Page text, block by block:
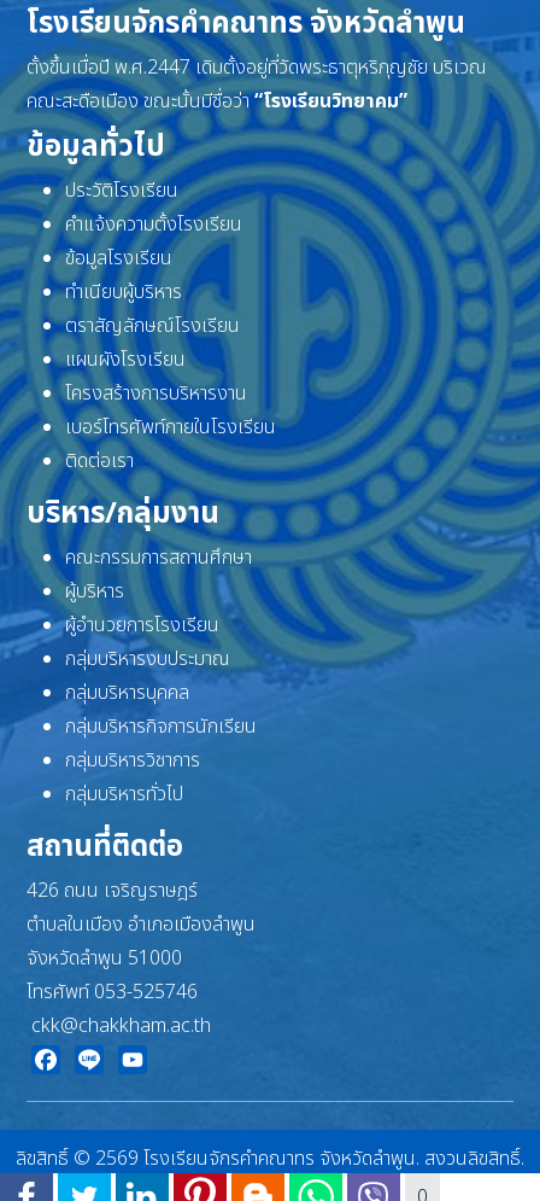
โรงเรียนจักรคำคณาทร จังหวัดลำพูน
ตั้งขึ้นเมื่อปี พ.ศ.2447 เดิมตั้งอยู่ที่วัดพระธาตุหริภุญชัย บริเวณ
คณะสะดือเมือง ขณะนั้นมีชื่อว่า“โรงเรียนวิทยาคม”
ข้อมูลทั่วไป
ประวัติโรงเรียน
คำแจ้งความตั้งโรงเรียน
ข้อมูลโรงเรียน
ทำเนียบผู้บริหาร
ตราสัญลักษณ์โรงเรียน
แผนผังโรงเรียน
โครงสร้างการบริหารงาน
เบอร์โทรศัพท์ภายในโรงเรียน
ติดต่อเรา
บริหาร/กลุ่มงาน
คณะกรรมการสถานศึกษา
ผู้บริหาร
ผู้อำนวยการโรงเรียน
กลุ่มบริหารงบประมาณ
กลุ่มบริหารบุคคล
กลุ่มบริหารกิจการนักเรียน
กลุ่มบริหารวิชาการ
กลุ่มบริหารทั่วไป
สถานที่ติดต่อ
426 ถนน เจริญราษฎร์
ตำบลในเมือง อำเภอเมืองลำพูน
จังหวัดลำพูน 51000
โทรศัพท์ 053-525746
ckk@chakkham.ac.th
ลิขสิทธิ์ © 2569 โรงเรียนจักรคำคณาทร จังหวัดลำพูน. สงวนลิขสิทธิ์.
Joomla! เป็นซอฟต์แวร์เสรีที่เผยแพร่ภายใต้GNU ใบอนุญาตสาธารณะทั่วไป